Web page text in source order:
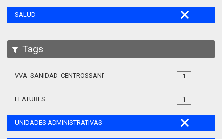
SALUD
Tags
1
VVA_SANIDAD_CENTROSSANITARIOS_105
1
FEATURES
UNIDADES ADMINISTRATIVAS